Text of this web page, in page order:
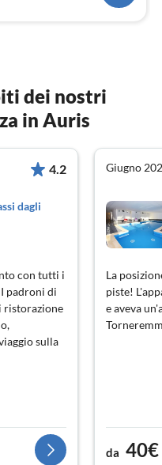
dei nostri
in Auris
4.2
dagli
con tutti i
padroni di
ristorazione
sulla
Giugno
La
piste!
e aveva
da 40€